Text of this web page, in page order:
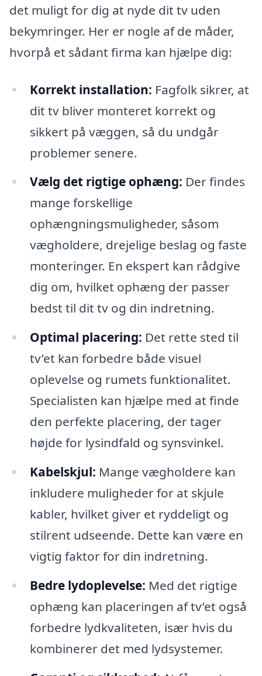
det muligt for dig at nyde dit tv uden
bekymringer. Her er nogle af de måder,
hvorpå et sådant firma kan hjælpe dig:
Korrekt installation: Fagfolk sikrer, at
dit tv bliver monteret korrekt og
sikkert på væggen, så du undgår
problemer senere.
Vælg det rigtige ophæng: Der findes
mange forskellige
ophængningsmuligheder, såsom
vægholdere, drejelige beslag og faste
monteringer. En ekspert kan rådgive
dig om, hvilket ophæng der passer
bedst til dit tv og din indretning.
Optimal placering: Det rette sted til
tv’et kan forbedre både visuel
oplevelse og rumets funktionalitet.
Specialisten kan hjælpe med at finde
den perfekte placering, der tager
højde for lysindfald og synsvinkel.
Kabelskjul: Mange vægholdere kan
inkludere muligheder for at skjule
kabler, hvilket giver et ryddeligt og
stilrent udseende. Dette kan være en
vigtig faktor for din indretning.
Bedre lydoplevelse: Med det rigtige
ophæng kan placeringen af tv’et også
forbedre lydkvaliteten, især hvis du
kombinerer det med lydsystemer.